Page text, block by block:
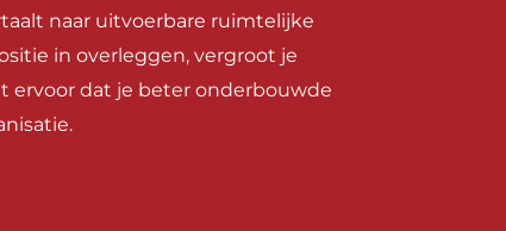
naar uitvoerbare ruimtelijke
in overleggen, vergroot je
ervoor dat je beter onderbouwde